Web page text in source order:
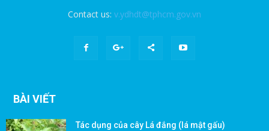
Contact us: v.ydhdt@tphcm.gov.vn
BÀI VIẾT
Tác dụng của cây Lá đắng (lá mật gấu)